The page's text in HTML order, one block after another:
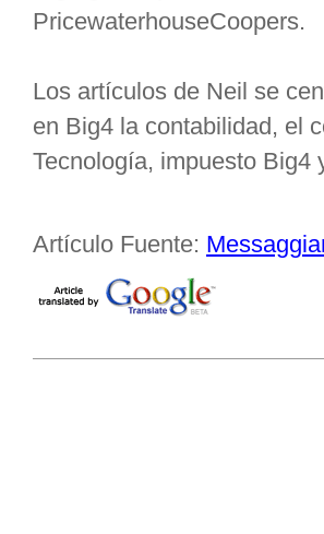
PricewaterhouseCoopers.
Los artículos de Neil se
en Big4 la contabilidad, el
Tecnología, impuesto Big4
Artículo Fuente: